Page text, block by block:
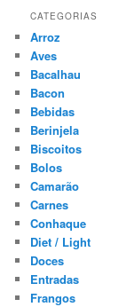
CATEGORIAS
Arroz
Aves
Bacalhau
Bacon
Bebidas
Berinjela
Biscoitos
Bolos
Camarão
Carnes
Conhaque
Diet / Light
Doces
Entradas
Frangos